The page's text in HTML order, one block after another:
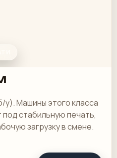
Машины этого класса
стабильную печать,
загрузку в смене.